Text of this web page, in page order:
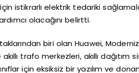
istikrarlı elektrik tedariki
olacağını belirtti.
biri olan Huawei,
trafo merkezleri, akıllı dağıtım
için eksiksiz bir yazılım ve